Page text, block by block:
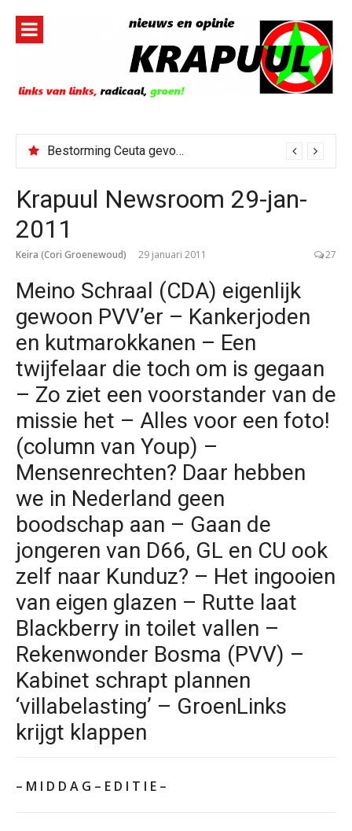
inhoud
Bestorming Ceuta gevolg van op sociale media verspreide hoax?
Krapuul Newsroom 29-jan-
2011
Keira (Cori Groenewoud) 29 januari 2011 27
Meino Schraal (CDA) eigenlijk
gewoon PVV’er – Kankerjoden
en kutmarokkanen – Een
twijfelaar die toch om is gegaan
– Zo ziet een voorstander van de
missie het – Alles voor een foto!
(column van Youp) –
Mensenrechten? Daar hebben
we in Nederland geen
boodschap aan – Gaan de
jongeren van D66, GL en CU ook
zelf naar Kunduz? – Het ingooien
van eigen glazen – Rutte laat
Blackberry in toilet vallen –
Rekenwonder Bosma (PVV) –
Kabinet schrapt plannen
‘villabelasting’ – GroenLinks
krijgt klappen
– M I D D A G – E D I T I E –